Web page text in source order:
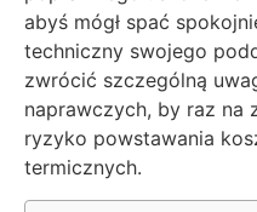
abyś mógł spać
techniczny swojego
zwrócić szczególną
naprawczych, by raz na
ryzyko powstawania
termicznych.